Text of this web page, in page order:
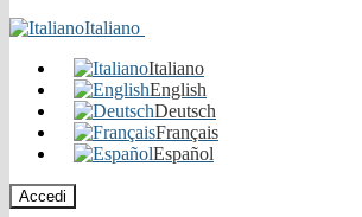
Italiano
Italiano
English
Deutsch
Français
Español
Accedi